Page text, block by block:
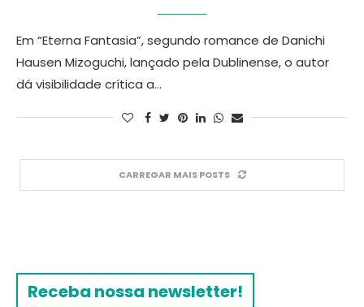
Em “Eterna Fantasia”, segundo romance de Danichi
Hausen Mizoguchi, lançado pela Dublinense, o autor
dá visibilidade crítica a…
CARREGAR MAIS POSTS
Receba nossa newsletter!